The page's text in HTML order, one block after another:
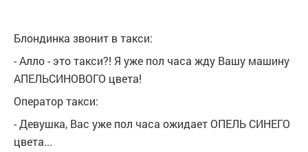
Блондинка звонит в такси:
- Алло - это такси?! Я уже пол часа жду Вашу машину
АПЕЛЬСИНОВОГО цвета!
Оператор такси:
- Девушка, Вас уже пол часа ожидает ОПЕЛЬ СИНЕГО
цвета...